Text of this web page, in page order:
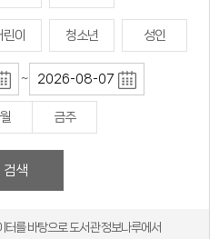
린이 청소년 성인
~
금주
검색
를 바탕으로 도서관 정보나루에서